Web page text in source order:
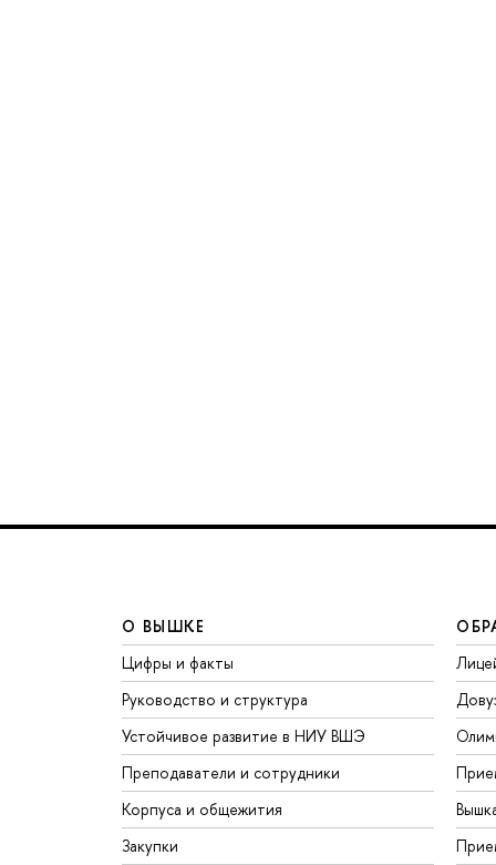
О ВЫШКЕ
Цифры и факты
Руководство и структура
Устойчивое развитие в НИУ ВШЭ
Преподаватели и сотрудники
Корпуса и общежития
Закупки